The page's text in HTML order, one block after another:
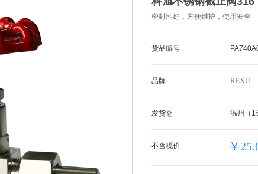
密封性好，方便维护，使用安全
货品编号
品牌 KEXU
发货仓 温州（1
不含税价 ￥